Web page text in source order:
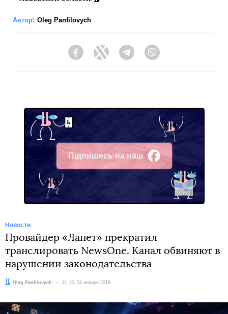
Автор: Oleg Panfilovych
FacebookTwitter Telegram
Підпишись на наш
Facebook
Новости
Провайдер «Ланет» прекратил
транслировать NewsOne. Канал обвиняют в
нарушении законодательства
Автор:
Oleg Panfilovych Дата:
21:15, 02 января 2019